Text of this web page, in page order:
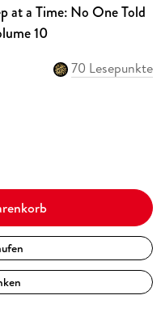
at a Time: No One Told
10
70 Lesepunkte